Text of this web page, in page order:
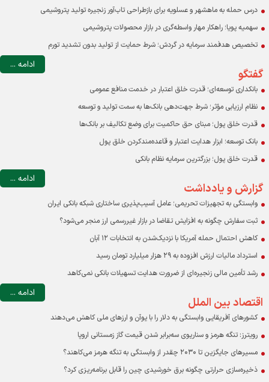
درس حمله به ماهشهر و عسلویه برای بازطراحی تاب‌آور زنجیره تولید پتروشیمی
سهمیه پویا؛ راهکار مهار واسطه‌گری در بازار محصولات پتروشیمی
تخصیص هدفمند سرمایه در گردش؛ شرط حمایت از تولید بدون تشدید تورم
ادامه ...
گفتگو
بانکداری توسعه‌ای؛ قدرت خلق اعتبار در خدمت منافع عمومی
نظام ارزیابی مؤثر؛ شرط جهت‌دهی بانک‌ها به سمت تولید و توسعه
قدرت خلق پول؛ مبنای حق حاکمیت برای وضع تکالیف بر بانک‌ها
بانک توسعه؛ ابزار هدایت اعتبار و قاعده‌مندکردن خلق پول
قدرت خلق پول؛ بزرگترین سرمایه نظام بانکی
ادامه ...
گزارش و یادداشت
وابستگی به تجهیزات تحریمی؛ عامل آسیب‌پذیری ساختاری شبکه بانکی ایران
ثبت سفارش چگونه به افزایش تقاضا در بازار غیررسمی ارز منجر می‌شود؟
کاهش احتمال حمله آمریکا با نزدیک‌شدن به انتخابات ۱۲ آبان
استرداد مالیات ارزش افزوده به ۲۹ هزار میلیارد تومان رسید
رشد تأمین مالی زنجیره‌ای از ضرورت هدایت تسهیلات بانکی نمی‌کاهد
ادامه ...
اقتصاد بین الملل
کشورهای آفریقایی وابستگی به دلار را با یوآن و ارزهای ملی کاهش می‌دهند
رویترز: تنگه هرمز و سناریوی سه‌برابر شدن قیمت گاز زمستانی اروپا
مسیرهای جایگزین تا ۲۰۳۰ چقدر از وابستگی به تنگه هرمز می‌کاهند؟
ذخیره‌سازی حرارتی چگونه برق خورشیدی چین را قابل برنامه‌ریزی کرد؟